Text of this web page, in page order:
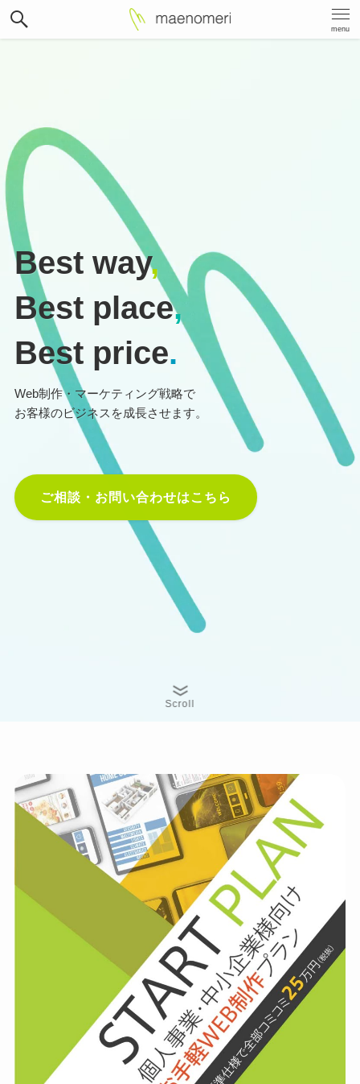
menu
Best way,
Best place,
Best price.
Web制作・マーケティング戦略で
お客様のビジネスを成長させます。
ご相談・お問い合わせはこちら
Scroll